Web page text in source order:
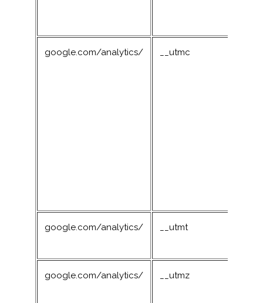
google.com/analytics/ __utmc
google.com/analytics/ __utmt
google.com/analytics/ __utmz